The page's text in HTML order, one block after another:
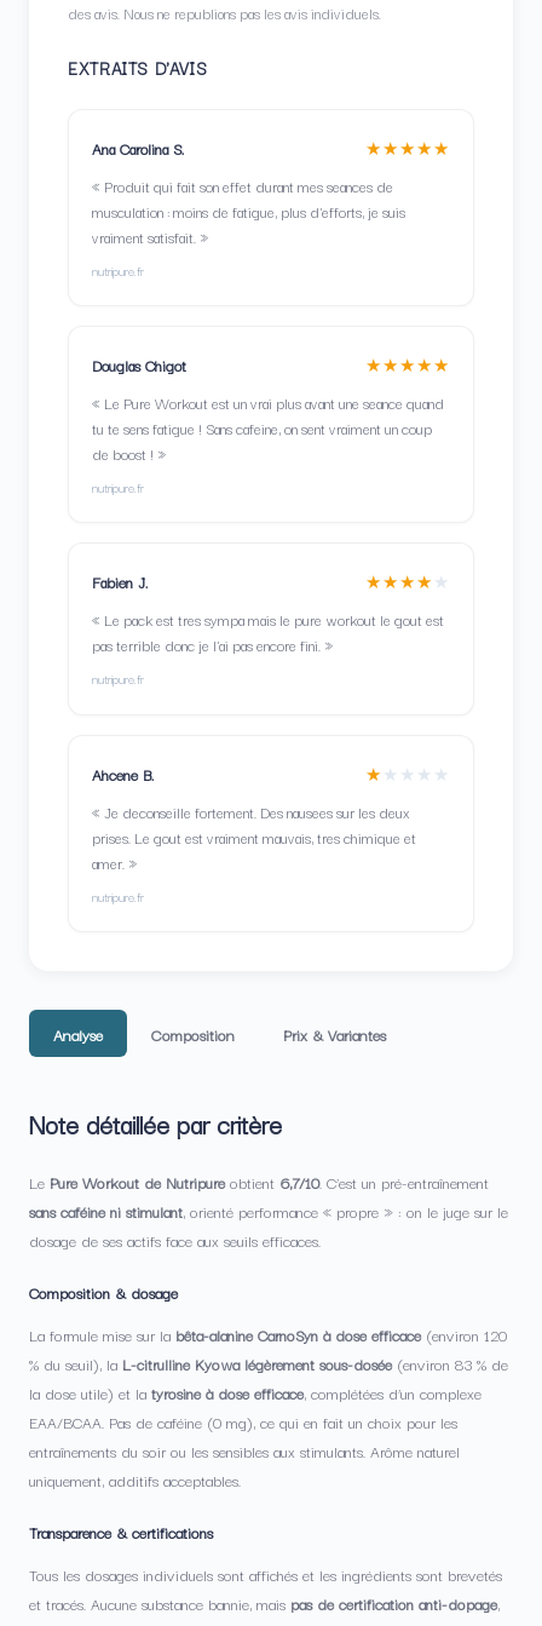
des avis. Nous ne republions pas les avis individuels.
EXTRAITS D'AVIS
Ana Carolina S. ★★★★★
« Produit qui fait son effet durant mes seances de
musculation : moins de fatigue, plus d'efforts, je suis
vraiment satisfait. »
nutripure.fr
Douglas Chigot ★★★★★
« Le Pure Workout est un vrai plus avant une seance quand
tu te sens fatigue ! Sans cafeine, on sent vraiment un coup
de boost ! »
nutripure.fr
Fabien J. ★★★★ ★
« Le pack est tres sympa mais le pure workout le gout est
pas terrible donc je l'ai pas encore fini. »
nutripure.fr
Ahcene B. ★ ★ ★ ★ ★
« Je deconseille fortement. Des nausees sur les deux
prises. Le gout est vraiment mauvais, tres chimique et
amer. »
nutripure.fr
Analyse Composition Prix & Variantes
Note détaillée par critère
Le Pure Workout de Nutripure obtient 6,7/10. C’est un pré-entraînement
sans caféine ni stimulant, orienté performance « propre » : on le juge sur le
dosage de ses actifs face aux seuils efficaces.
Composition & dosage
La formule mise sur la bêta-alanine CarnoSyn à dose efficace (environ 120
% du seuil), la L-citrulline Kyowa légèrement sous-dosée (environ 83 % de
la dose utile) et la tyrosine à dose efficace, complétées d’un complexe
EAA/BCAA. Pas de caféine (0 mg), ce qui en fait un choix pour les
entraînements du soir ou les sensibles aux stimulants. Arôme naturel
uniquement, additifs acceptables.
Transparence & certifications
Tous les dosages individuels sont affichés et les ingrédients sont brevetés
et tracés. Aucune substance bannie, mais pas de certification anti-dopage,